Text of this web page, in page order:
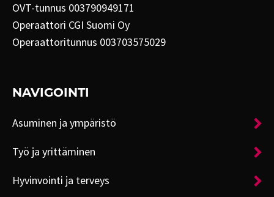
OVT-tunnus 003790949171
Operaattori CGI Suomi Oy
Operaattoritunnus 003703575029
NAVIGOINTI
Asuminen ja ympäristö
Työ ja yrittäminen
Hyvinvointi ja terveys